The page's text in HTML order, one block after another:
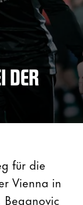
DER
für die
Vienna in